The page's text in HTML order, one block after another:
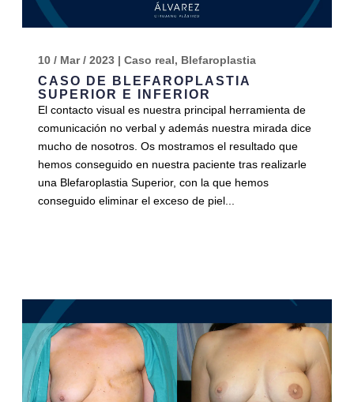
CASO DE BLEFAROPLASTIA
SUPERIOR E INFERIOR
10 / Mar / 2023| Caso real, Blefaroplastia
El contacto visual es nuestra principal herramienta de
comunicación no verbal y además nuestra mirada dice
mucho de nosotros. Os mostramos el resultado que
hemos conseguido en nuestra paciente tras realizarle
una Blefaroplastia Superior, con la que hemos
conseguido eliminar el exceso de piel...